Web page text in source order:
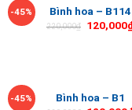
-45% Bình hoa – B114
220,000₫ 120,000
-45% Bình hoa – B1